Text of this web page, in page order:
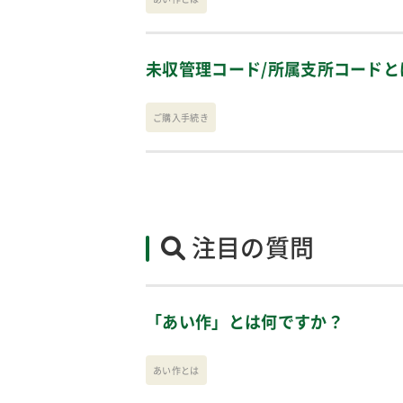
未収管理コード/所属支所コード
ご購入手続き
注目の質問
「あい作」とは何ですか？
あい作とは